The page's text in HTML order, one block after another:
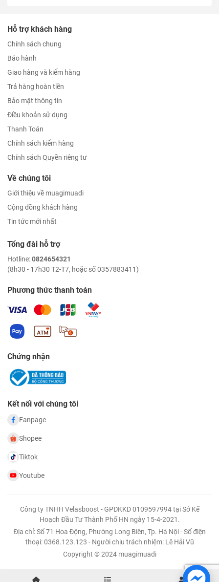
Hỗ trợ khách hàng
Chính sách chung
Bảo hành
Giao hàng và kiểm hàng
Trả hàng hoàn tiền
Bảo mật thông tin
Điều khoản sử dụng
Thanh Toán
Chính sách kiểm hàng
Chính sách Quyền riêng tư
Về chúng tôi
Giới thiệu về muagimuadi
Cộng đồng khách hàng
Tin tức mới nhất
Tổng đài hỗ trợ
Hotline:0824654321
(8h30 - 17h30 T2-T7, hoặc số 0357883411)
Phương thức thanh toán
Chứng nhận
Kết nối với chúng tôi
Fanpage
Shopee
Tiktok
Youtube
Công ty TNHH Velasboost - GPĐKKD 0109597994 tại Sở Kế
Hoạch Đầu Tư Thành Phố HN ngày 15-4-2021.
Địa chỉ: Số 71 Hoa Động, Phường Long Biên, Tp. Hà Nội - Số điện
thoại: 0368.123.123 - Người chịu trách nhiệm: Lê Hải Vũ
Copyright © 2024 muagimuadi